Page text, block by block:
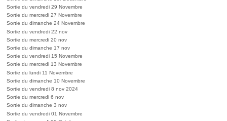
Sortie du vendredi 29 Novembre
Sortie du mercredi 27 Novembre
Sortie du dimanche 24 Novembre
Sortie du vendredi 22 nov
Sortie du mercredi 20 nov
Sortie du dimanche 17 nov
Sortie du vendredi 15 Novembre
Sortie du mercredi 13 Novembre
Sortie du lundi 11 Novembre
Sortie du dimanche 10 Novembre
Sortie du vendredi 8 nov 2024
Sortie du mercredi 6 nov
Sortie du dimanche 3 nov
Sortie du vendredi 01 Novembre